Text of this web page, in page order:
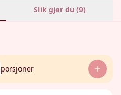
Slik gjør du (9)
porsjoner